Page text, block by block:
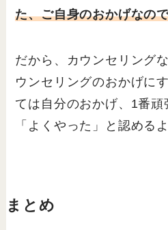
た、ご自身のおかげなの
だから、カウンセリング
ウンセリングのおかげに
ては自分のおかげ、1番頑
「よくやった」と認める
まとめ